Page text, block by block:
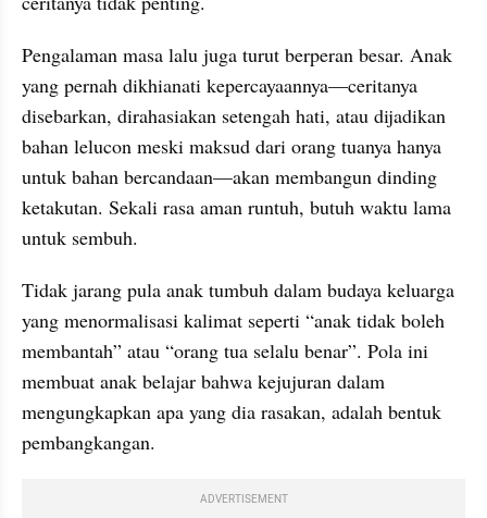
Pengalaman masa lalu juga turut berperan besar. Anak
yang pernah dikhianati kepercayaannya—ceritanya
disebarkan, dirahasiakan setengah hati, atau dijadikan
bahan lelucon meski maksud dari orang tuanya hanya
untuk bahan bercandaan—akan membangun dinding
ketakutan. Sekali rasa aman runtuh, butuh waktu lama
untuk sembuh.
Tidak jarang pula anak tumbuh dalam budaya keluarga
yang menormalisasi kalimat seperti “anak tidak boleh
membantah” atau “orang tua selalu benar”. Pola ini
membuat anak belajar bahwa kejujuran dalam
mengungkapkan apa yang dia rasakan, adalah bentuk
pembangkangan.
ADVERTISEMENT